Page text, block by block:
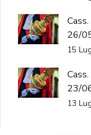
26/
15
23/
13